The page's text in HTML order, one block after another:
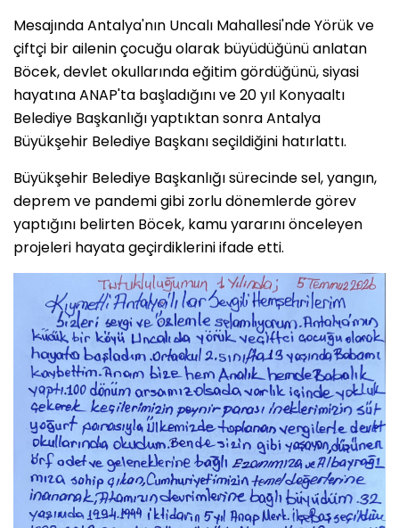
Mesajında Antalya'nın Uncalı Mahallesi'nde Yörük ve
çiftçi bir ailenin çocuğu olarak büyüdüğünü anlatan
Böcek, devlet okullarında eğitim gördüğünü, siyasi
hayatına ANAP'ta başladığını ve 20 yıl Konyaaltı
Belediye Başkanlığı yaptıktan sonra Antalya
Büyükşehir Belediye Başkanı seçildiğini hatırlattı.
Büyükşehir Belediye Başkanlığı sürecinde sel, yangın,
deprem ve pandemi gibi zorlu dönemlerde görev
yaptığını belirten Böcek, kamu yararını önceleyen
projeleri hayata geçirdiklerini ifade etti.